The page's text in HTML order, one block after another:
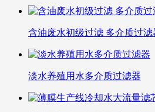
含油废水初级过滤 多介质过滤
淡水养殖用水多介质过滤器